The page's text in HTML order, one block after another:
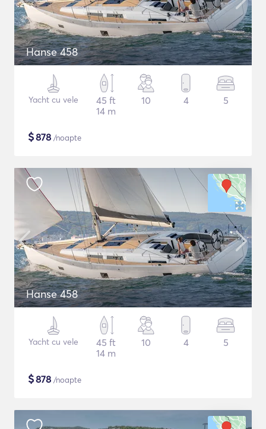
Hanse 458
Yacht cu vele
45 ft
14 m
10 4 5
$878 /noapte
Hanse 458
Yacht cu vele
45 ft
14 m
10 4 5
$878 /noapte